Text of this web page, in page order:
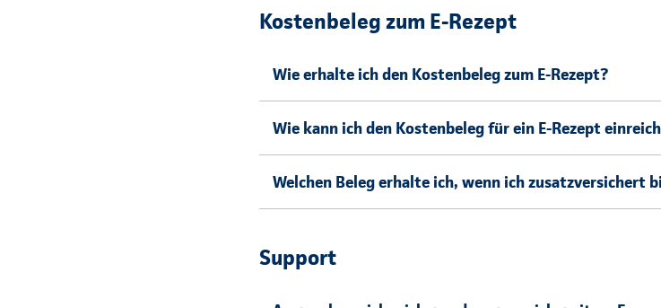
Kostenbeleg zum E-Rezept
Wie erhalte ich den Kostenbeleg zum E-Rezept?
Wie kann ich den Kostenbeleg für ein E-Rezept
Welchen Beleg erhalte ich, wenn ich zusatzversichert
Support